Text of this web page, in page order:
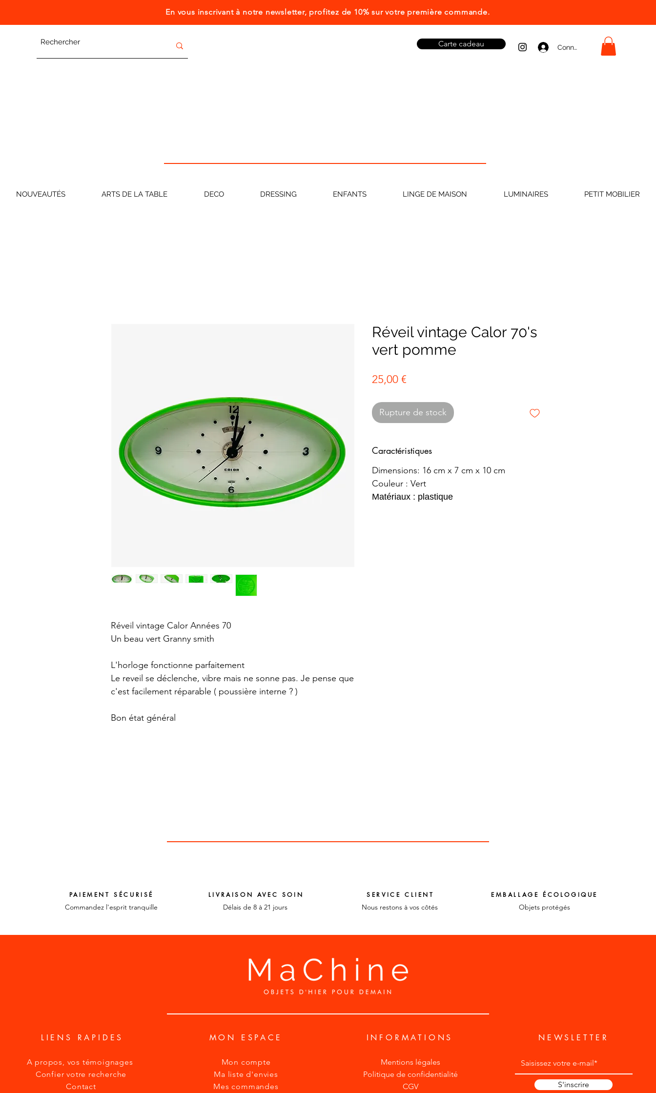
En vous inscrivant à notre newsletter, profitez de 10% sur votre première commande.
Carte cadeau Connexion
NOUVEAUTÉS ARTS DE LA TABLE DECO DRESSING ENFANTS LINGE DE MAISON LUMINAIRES PETIT MOBILIER
Réveil vintage Calor Années 70
Un beau vert Granny smith
L'horloge fonctionne parfaitement
Le reveil se déclenche, vibre mais ne sonne pas. Je pense que
c'est facilement réparable ( poussière interne ? )
Bon état général
Réveil vintage Calor 70's
vert pomme
25,00 €
Rupture de stock
Caractéristiques
Dimensions: 16 cm x 7 cm x 10 cm
Couleur : Vert
Matériaux : plastique
PAIEMENT SÉCURISÉ
Commandez l'esprit tranquille
LIVRAISON AVEC SOIN
Délais de 8 à 21 jours
SERVICE CLIENT
Nous restons à vos côtés
EMBALLAGE ÉCOLOGIQUE
Objets protégés
LIENS RAPIDES
A propos, vos témoignages
Confier votre recherche
Contact
MON ESPACE
Mon compte
Ma liste d'envies
Mes commandes
INFORMATIONS
Mentions légales
Politique de confidentialité
CGV
NEWSLETTER
S'inscrire